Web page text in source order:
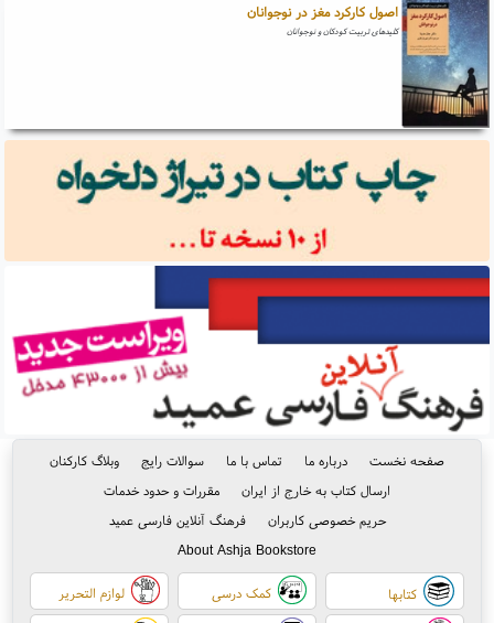
اصول کارکرد مغز در نوجوانان
کلیدهای تربیت کودکان و نوجوانان
صفحه نخست درباره ما تماس با ما سوالات رایج
وبلاگ کارکنان
ارسال کتاب به خارج از ایران
مقررات و حدود خدمات
حریم خصوصی کاربران
فرهنگ آنلاین فارسی عمید
About Ashja Bookstore
کتابها کمک درسی لوازم التحریر